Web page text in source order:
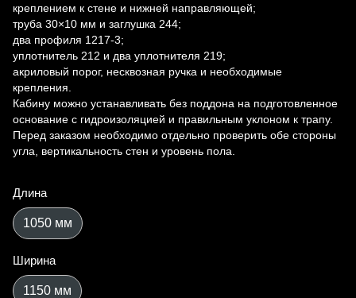
креплением к стене и нижней направляющей;
труба 30×10 мм и заглушка 244;
два профиля 1217-3;
уплотнитель 212 и два уплотнителя 219;
акриловый порог, несквозная ручка и необходимые
крепления.
Кабину можно устанавливать без поддона на подготовленное
основание с гидроизоляцией и правильным уклоном к трапу.
Перед заказом необходимо отдельно проверить обе стороны
угла, вертикальность стен и уровень пола.
Длина
1050 мм
Ширина
1150 мм